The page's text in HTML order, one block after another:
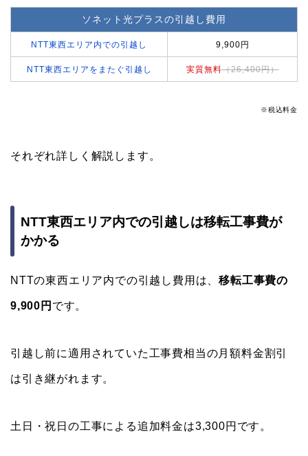
ソネット光プラスの引越し費用
NTT東西エリア内での引越し 9,900円
NTT東西エリアをまたぐ引越し 実質無料（26,400円）
※税込料金
それぞれ詳しく解説します。
NTT東西エリア内での引越しは移転工事費が
かかる
NTTの東西エリア内での引越し費用は、移転工事費の
9,900円 です。
引越し前に適用されていた工事費相当の月額料金割引
は引き継がれます。
土日・祝日の工事による追加料金は3,300円です。